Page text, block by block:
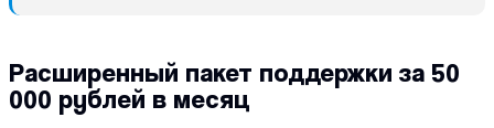
Расширенный пакет поддержки за 50
000 рублей в месяц